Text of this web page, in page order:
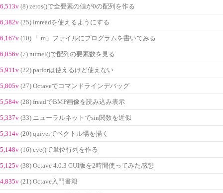
6,513v (8) zeros()で全要素の値が0の配列を作る
6,382v (25) imreadを使えるようにする
6,167v (10) 「.m」ファイルにプログラムを書いてみる
6,056v (7) numel()で配列の要素数を見る
5,911v (22) parforは使えるけど使えない
5,805v (27) Octaveでコマンドラインデバッグ
5,584v (28) freadでBMP画像を読み込み表示
5,337v (33) ニューラルネットでsin関数を近似
5,314v (20) quiverでベクトル場を描く
5,148v (16) eye()で単位行列を作る
5,125v (38) Octave 4.0.3 GUI版を2時間使ってみた感想
4,835v (21) Octave入門書籍